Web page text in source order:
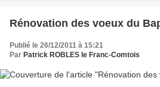
Rénovation des voeux du
Publié le 26/12/2011 à 15:21
Par Patrick ROBLES le Franc-Comtois